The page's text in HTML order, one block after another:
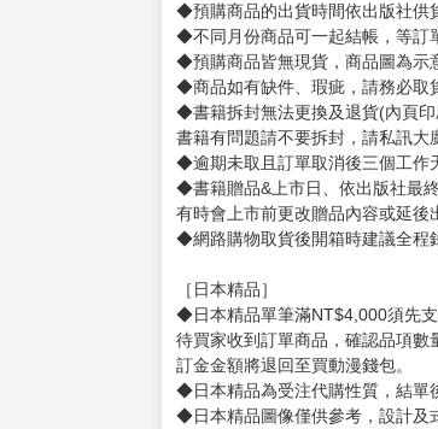
◆預購商品的出貨時間依出版社供
◆不同月份商品可一起結帳，等訂
◆預購商品皆無現貨，商品圖為示
◆商品如有缺件、瑕疵，請務必取
◆書籍拆封無法更換及退貨(內頁印
書籍有問題請不要拆封，請私訊大
◆逾期未取且訂單取消後三個工作
◆書籍贈品&上市日、依出版社最終
有時會上市前更改贈品內容或延後
◆網路購物取貨後開箱時建議全程
［日本精品］
◆日本精品單筆滿NT$4,000須先
待買家收到訂單商品，確認品項數
訂金金額將退回至買動漫錢包。
◆日本精品為受注代購性質，結單
◆日本精品圖像僅供參考，設計及